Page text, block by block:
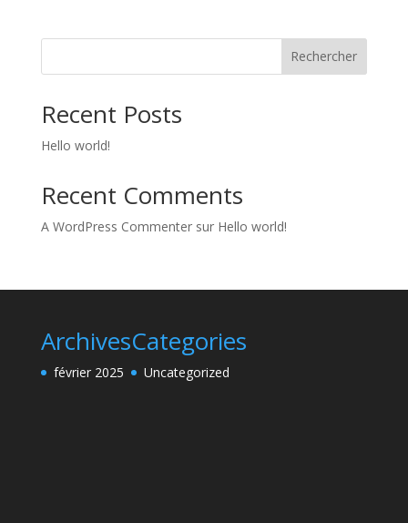
Rechercher
Recent Posts
Hello world!
Recent Comments
A WordPress Commentersur Hello world!
Archives
février 2025
Categories
Uncategorized